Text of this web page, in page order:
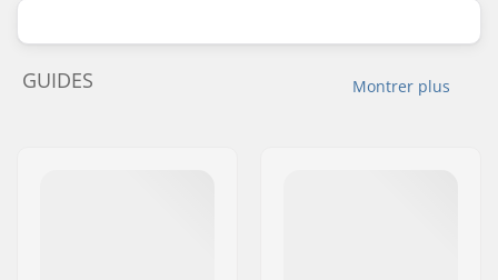
Montrer plus
GUIDES